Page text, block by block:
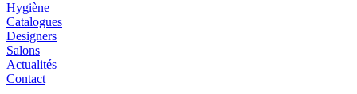
Hygiène
Catalogues
Designers
Salons
Actualités
Contact